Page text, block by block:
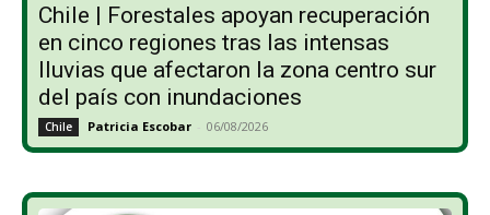
Chile | Forestales apoyan recuperación
en cinco regiones tras las intensas
lluvias que afectaron la zona centro sur
del país con inundaciones
Chile Patricia Escobar - 06/08/2026